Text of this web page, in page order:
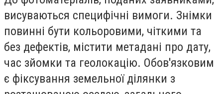
висуваються специфічні вимоги. Знімки
повинні бути кольоровими, чіткими та
без дефектів, містити метадані про дату,
час зйомки та геолокацію. Обов'язковим
є фіксування земельної ділянки з